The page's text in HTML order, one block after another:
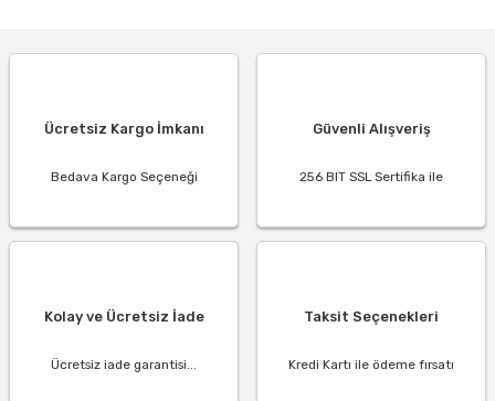
Ücretsiz Kargo İmkanı
Bedava Kargo Seçeneği
Güvenli Alışveriş
256 BIT SSL Sertifika ile
Kolay ve Ücretsiz İade
Ücretsiz iade garantisi...
Taksit Seçenekleri
Kredi Kartı ile ödeme fırsatı